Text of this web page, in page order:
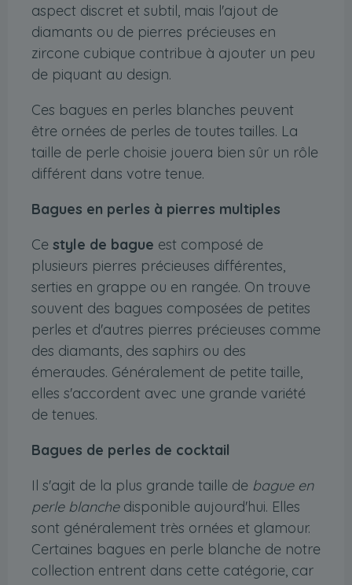
aspect discret et subtil, mais l'ajout de
diamants ou de pierres précieuses en
zircone cubique contribue à ajouter un peu
de piquant au design.
Ces bagues en perles blanches peuvent
être ornées de perles de toutes tailles. La
taille de perle choisie jouera bien sûr un rôle
différent dans votre tenue.
Bagues en perles à pierres multiples
Ce style de bague est composé de
plusieurs pierres précieuses différentes,
serties en grappe ou en rangée. On trouve
souvent des bagues composées de petites
perles et d'autres pierres précieuses comme
des diamants, des saphirs ou des
émeraudes. Généralement de petite taille,
elles s'accordent avec une grande variété
de tenues.
Bagues de perles de cocktail
Il s'agit de la plus grande taille de bague en
perle blanchedisponible aujourd'hui. Elles
sont généralement très ornées et glamour.
Certaines bagues en perle blanche de notre
collection entrent dans cette catégorie, car